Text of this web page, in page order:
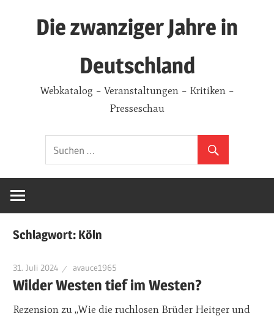
Die zwanziger Jahre in
Deutschland
Webkatalog – Veranstaltungen – Kritiken –
Presseschau
Schlagwort: Köln
31. Juli 2024 avauce1965
Wilder Westen tief im Westen?
Rezension zu „Wie die ruchlosen Brüder Heitger und